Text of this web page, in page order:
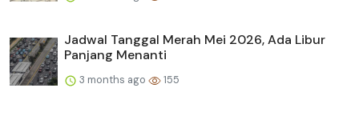
Jadwal Tanggal Merah Mei 2026, Ada Libur
Panjang Menanti
3 months ago 155